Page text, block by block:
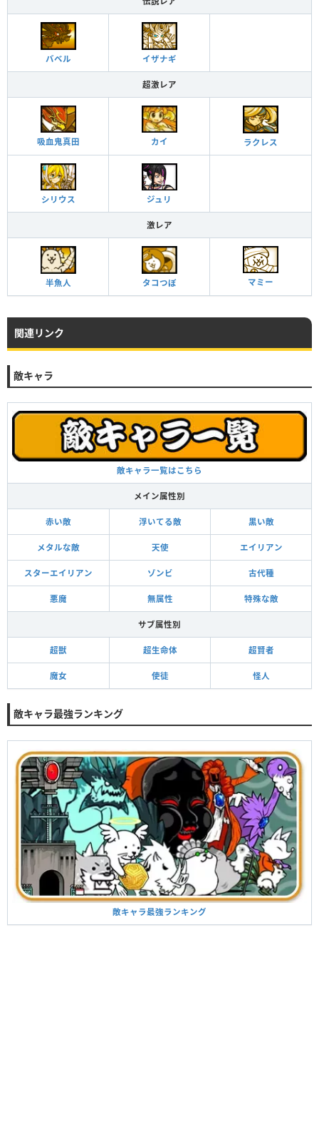
バベル イザナギ
超激レア
吸血鬼真田 カイ ラクレス
シリウス ジュリ
激レア
半魚人 タコつぼ マミー
関連リンク
敵キャラ
敵キャラ一覧はこちら
メイン属性別
赤い敵 浮いてる敵 黒い敵
メタルな敵 天使 エイリアン
スターエイリアン ゾンビ 古代種
悪魔 無属性 特殊な敵
サブ属性別
超獣 超生命体 超賢者
魔女 使徒 怪人
敵キャラ最強ランキング
敵キャラ最強ランキング